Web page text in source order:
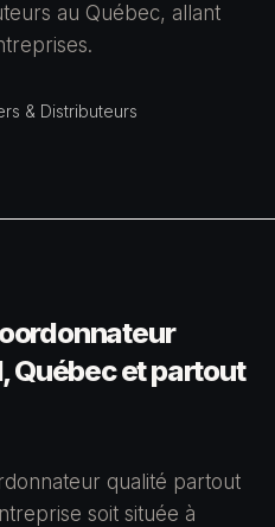
au Québec, allant
& Distributeurs
Québec et partout
qualité partout
soit située à